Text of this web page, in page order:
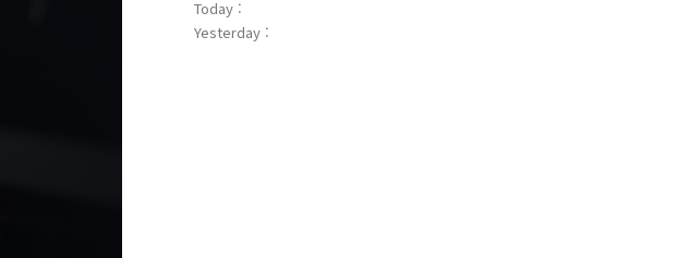
Today :
Yesterday :